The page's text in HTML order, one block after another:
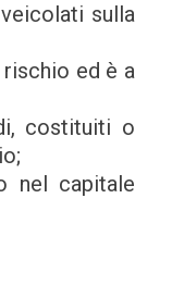
sulla
ed è a
costituiti o
nel capitale